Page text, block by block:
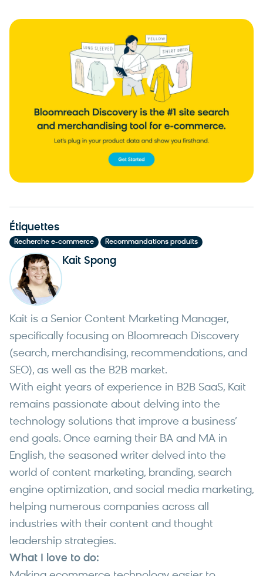
Étiquettes
Recherche e-commerce Recommandations produits
Kait Spong
Kait is a Senior Content Marketing Manager,
specifically focusing on Bloomreach Discovery
(search, merchandising, recommendations, and
SEO), as well as the B2B market.
With eight years of experience in B2B SaaS, Kait
remains passionate about delving into the
technology solutions that improve a business’
end goals. Once earning their BA and MA in
English, the seasoned writer delved into the
world of content marketing, branding, search
engine optimization, and social media marketing,
helping numerous companies across all
industries with their content and thought
leadership strategies.
What I love to do: